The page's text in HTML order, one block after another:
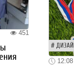
451